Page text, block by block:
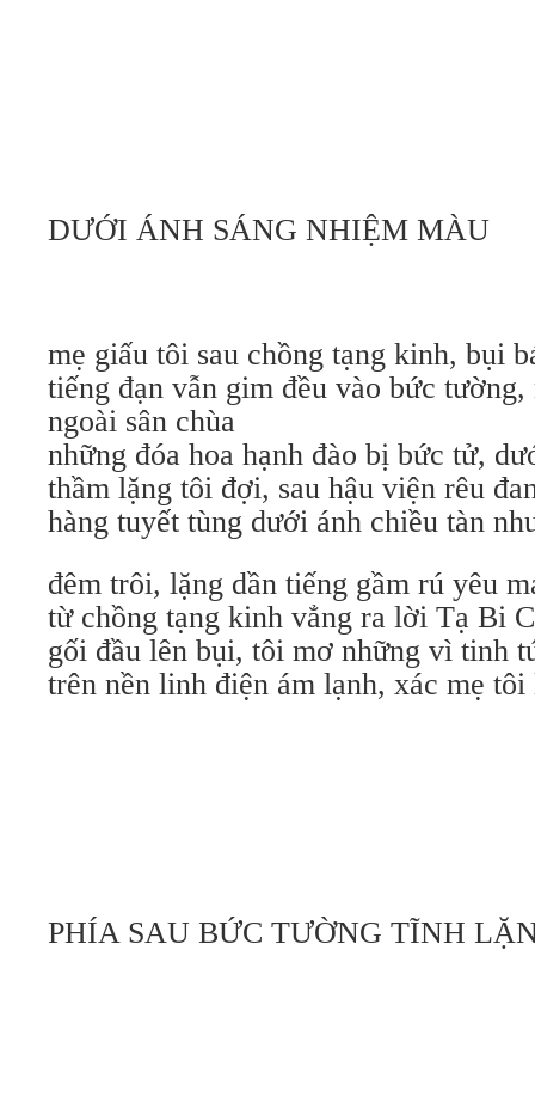
DƯỚI ÁNH SÁNG NHIỆM MÀU
mẹ giấu tôi sau chồng tạng kinh, bụi
tiếng đạn vẫn gim đều vào bức tường,
ngoài sân chùa
những đóa hoa hạnh đào bị bức tử,
thầm lặng tôi đợi, sau hậu viện rêu
hàng tuyết tùng dưới ánh chiều tàn
đêm trôi, lặng dần tiếng gầm rú yêu
từ chồng tạng kinh vẳng ra lời Tạ Bi
gối đầu lên bụi, tôi mơ những vì tinh
trên nền linh điện ám lạnh, xác mẹ
PHÍA SAU BỨC TƯỜNG TĨNH